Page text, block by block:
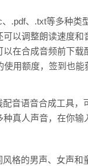
.pdf、.txt等多种
以调整朗读速度
在合成音频前下
用额度，签到也能
音语音合成工具
真人声音，在你输
格的男声、女声